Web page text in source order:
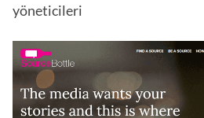
yöneticileri